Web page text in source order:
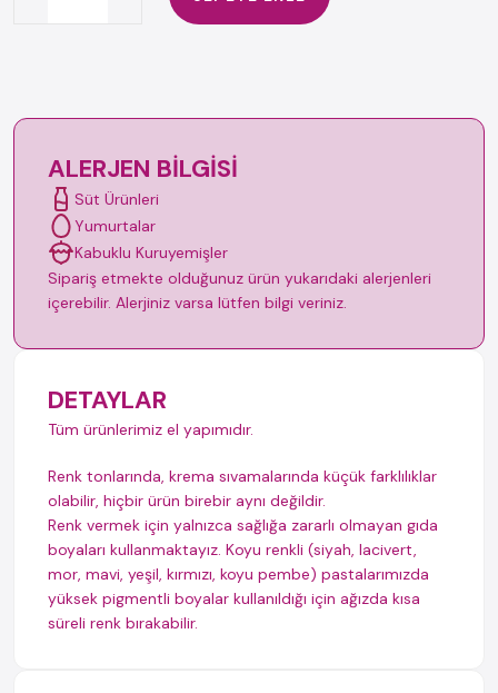
ALERJEN BILGISI
Süt Ürünleri
Yumurtalar
Kabuklu Kuruyemişler
Sipariş etmekte olduğunuz ürün yukarıdaki alerjenleri
içerebilir. Alerjiniz varsa lütfen bilgi veriniz.
DETAYLAR
Tüm ürünlerimiz el yapımıdır.
Renk tonlarında, krema sıvamalarında küçük farklılıklar
olabilir, hiçbir ürün birebir aynı değildir.
Renk vermek için yalnızca sağlığa zararlı olmayan gıda
boyaları kullanmaktayız. Koyu renkli (siyah, lacivert,
mor, mavi, yeşil, kırmızı, koyu pembe) pastalarımızda
yüksek pigmentli boyalar kullanıldığı için ağızda kısa
süreli renk bırakabilir.